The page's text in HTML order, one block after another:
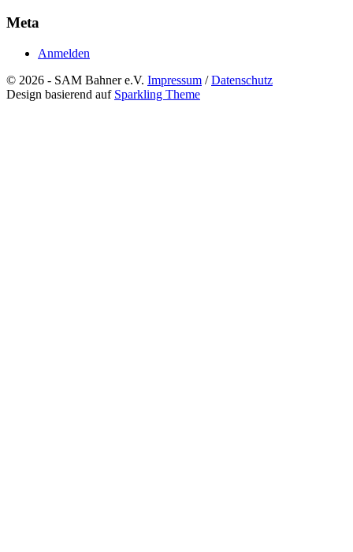
Meta
Anmelden
© 2026 - SAM Bahner e.V. Impressum /Datenschutz
Design basierend auf Sparkling Theme